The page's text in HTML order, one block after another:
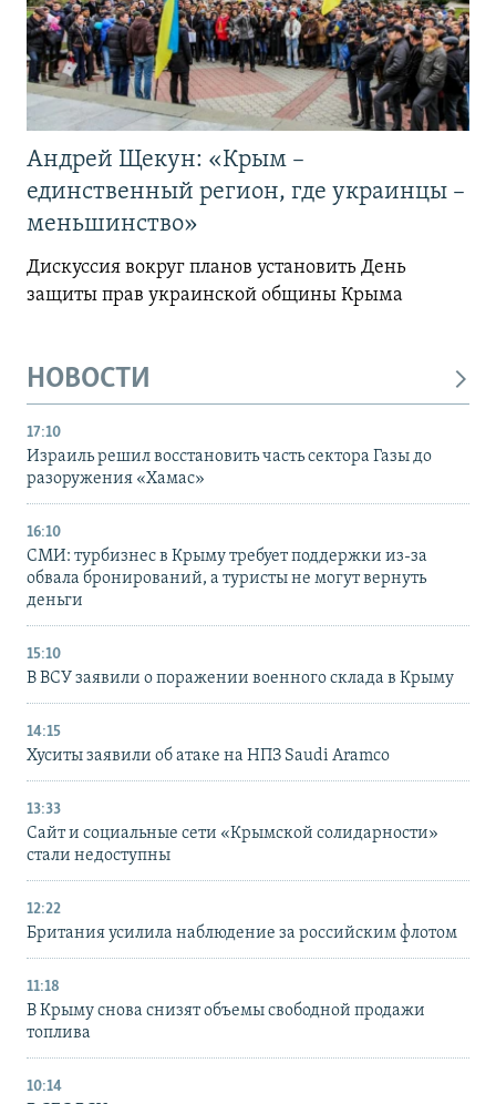
Андрей Щекун: «Крым –
единственный регион, где украинцы –
меньшинство»
Дискуссия вокруг планов установить День
защиты прав украинской общины Крыма
НОВОСТИ
17:10
Израиль решил восстановить часть сектора Газы до
разоружения «Хамас»
16:10
СМИ: турбизнес в Крыму требует поддержки из-за
обвала бронирований, а туристы не могут вернуть
деньги
15:10
В ВСУ заявили о поражении военного склада в Крыму
14:15
Хуситы заявили об атаке на НПЗ Saudi Aramco
13:33
Сайт и социальные сети «Крымской солидарности»
стали недоступны
12:22
Британия усилила наблюдение за российским флотом
11:18
В Крыму снова снизят объемы свободной продажи
топлива
10:14